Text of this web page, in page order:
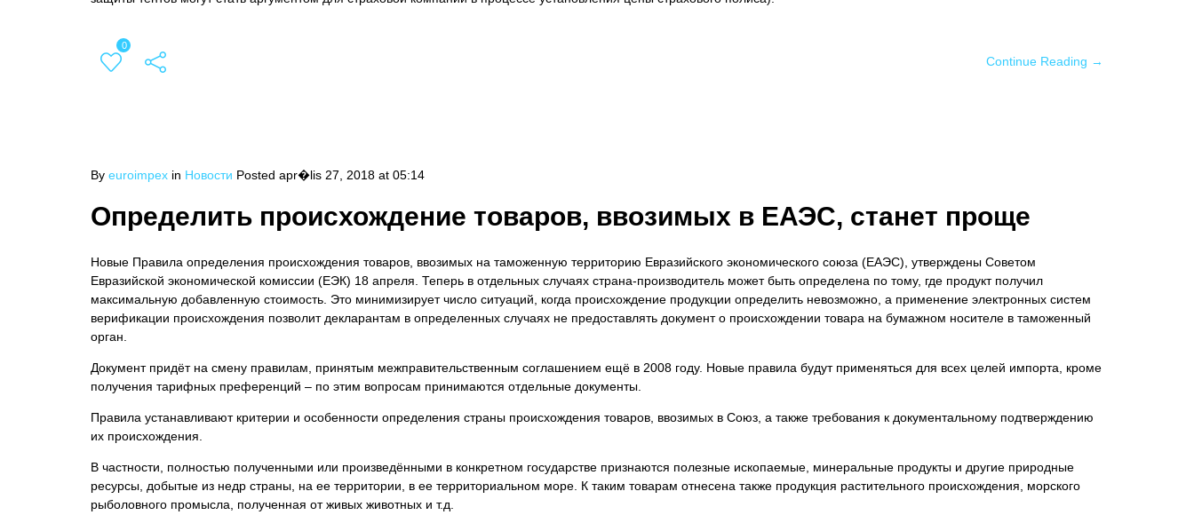
0
Continue Reading →
By euroimpex in Новости Posted apr�lis 27, 2018 at 05:14
Определить происхождение товаров, ввозимых в ЕАЭС, станет проще
Новые Правила определения происхождения товаров, ввозимых на таможенную территорию Евразийского экономического союза (ЕАЭС), утверждены Советом
Евразийской экономической комиссии (ЕЭК) 18 апреля. Теперь в отдельных случаях страна-производитель может быть определена по тому, где продукт получил
максимальную добавленную стоимость. Это минимизирует число ситуаций, когда происхождение продукции определить невозможно, а применение электронных систем
верификации происхождения позволит декларантам в определенных случаях не предоставлять документ о происхождении товара на бумажном носителе в таможенный
орган.
Документ придёт на смену правилам, принятым межправительственным соглашением ещё в 2008 году. Новые правила будут применяться для всех целей импорта, кроме
получения тарифных преференций – по этим вопросам принимаются отдельные документы.
Правила устанавливают критерии и особенности определения страны происхождения товаров, ввозимых в Союз, а также требования к документальному подтверждению
их происхождения.
В частности, полностью полученными или произведёнными в конкретном государстве признаются полезные ископаемые, минеральные продукты и другие природные
ресурсы, добытые из недр страны, на ее территории, в ее территориальном море. К таким товарам отнесена также продукция растительного происхождения, морского
рыболовного промысла, полученная от живых животных и т.д.